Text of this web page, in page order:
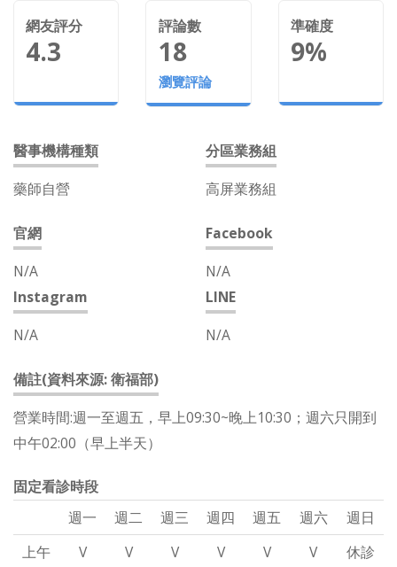
網友評分
4.3
評論數
18
瀏覽評論
準確度
9%
醫事機構種類
藥師自營
分區業務組
高屏業務組
官網
N/A
Facebook
N/A
Instagram
N/A
LINE
N/A
備註(資料來源: 衛福部)
營業時間:週一至週五，早上09:30~晚上10:30；週六只開到
中午02:00（早上半天）
固定看診時段
週一
週二 週三 週四 週五 週六
週日
上午
V V V V V V
休診